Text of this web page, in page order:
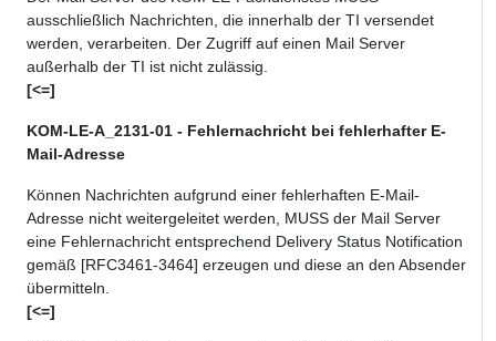
ausschließlich Nachrichten, die innerhalb der TI versendet
werden, verarbeiten. Der Zugriff auf einen Mail Server
außerhalb der TI ist nicht zulässig.
[<=]
KOM-LE-A_2131-01 - Fehlernachricht bei fehlerhafter E-
Mail-Adresse
Können Nachrichten aufgrund einer fehlerhaften E-Mail-
Adresse nicht weitergeleitet werden, MUSS der Mail Server
eine Fehlernachricht entsprechend Delivery Status Notification
gemäß [RFC3461-3464] erzeugen und diese an den Absender
übermitteln.
[<=]